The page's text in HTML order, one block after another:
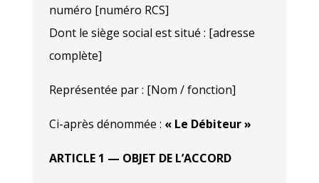
numéro [numéro RCS]
Dont le siège social est situé : [adresse
complète]
Représentée par : [Nom / fonction]
Ci-après dénommée : « Le Débiteur »
ARTICLE 1 — OBJET DE L’ACCORD